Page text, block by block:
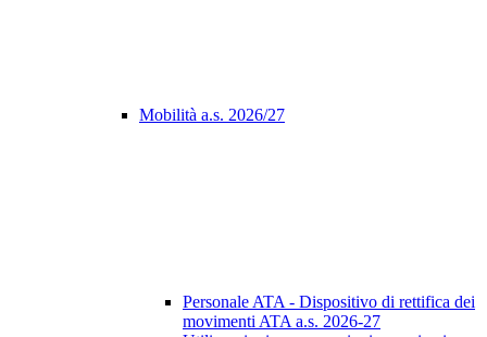
Mobilità a.s. 2026/27
Personale ATA - Dispositivo di rettifica dei
movimenti ATA a.s. 2026-27